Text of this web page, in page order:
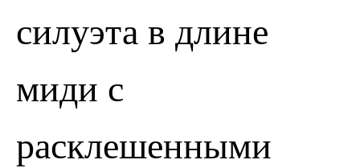
силуэта в длине
миди с
расклешенными